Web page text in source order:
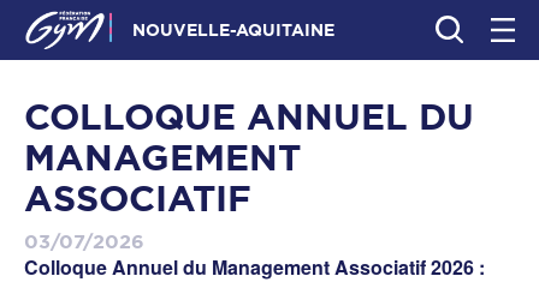
NOUVELLE-AQUITAINE
COLLOQUE ANNUEL DU
MANAGEMENT
ASSOCIATIF
03/07/2026
Colloque Annuel du Management Associatif 2026 :